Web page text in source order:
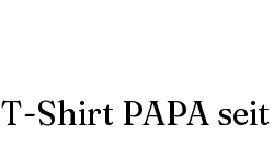
T-Shirt PAPA seit